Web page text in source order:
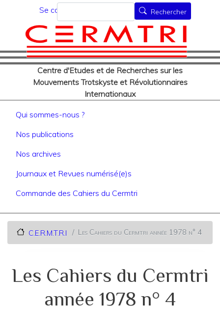
au
contenu
principal
Menu du compte de
Se connecter
Centre d'Etudes et de Recherches sur les
Mouvements Trotskyste et Révolutionnaires
Internationaux
Rechercher Rechercher
Navigation principale
Qui sommes-nous ?
Nos publications
Nos archives
Journaux et Revues numérisé(e)s
Commande des Cahiers du Cermtri
C.E.R.M.T.R.I Les Cahiers du Cermtri année 1978 n° 4
Les Cahiers du Cermtri
année 1978 n° 4